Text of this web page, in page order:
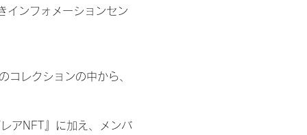
インフォメーションセン
レクションの中から、
アNFT』に加え、メンバ